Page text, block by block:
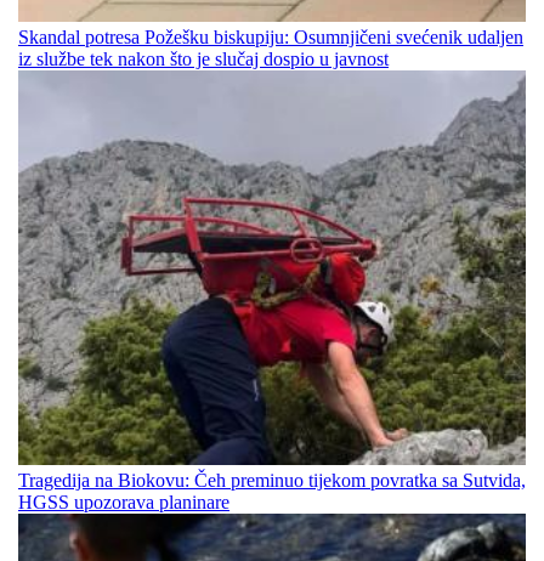
Skandal potresa Požešku biskupiju: Osumnjičeni svećenik udaljen
iz službe tek nakon što je slučaj dospio u javnost
Tragedija na Biokovu: Čeh preminuo tijekom povratka sa Sutvida,
HGSS upozorava planinare